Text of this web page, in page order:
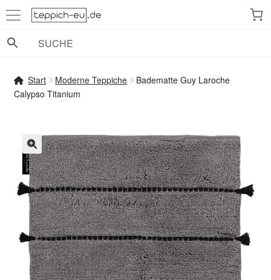
Zur
Navigation
springen
Zum
Inhalt
springen
Start Moderne Teppiche
Badematte Guy Laroche
Calypso Titanium
🔍